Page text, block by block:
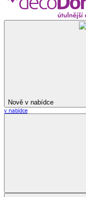
Nově v nabídce
v nabídce